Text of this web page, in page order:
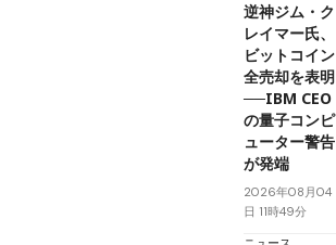
逆神ジム・ク
レイマー氏、
ビットコイン
全売却を表明
──IBM CEO
の量子コンピ
ューター警告
が発端
2026年08月04
日 11時49分